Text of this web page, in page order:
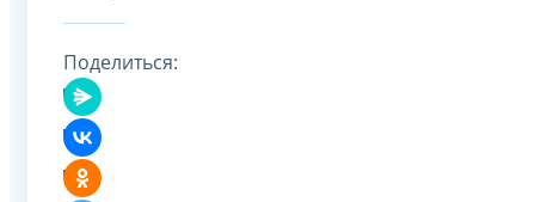
Поделиться: